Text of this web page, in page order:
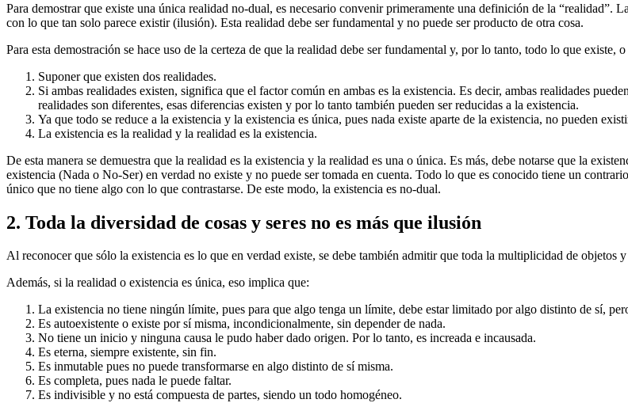
Para demostrar que existe una única realidad no-dual, es necesario convenir primeramente una definición de la “realidad”.
con lo que tan solo parece existir (ilusión). Esta realidad debe ser fundamental y no puede ser producto de otra cosa.
Para esta demostración se hace uso de la certeza de que la realidad debe ser fundamental y, por lo tanto, todo lo que existe,
Suponer que existen dos realidades.
Si ambas realidades existen, significa que el factor común en ambas es la existencia. Es decir, ambas realidades
realidades son diferentes, esas diferencias existen y por lo tanto también pueden ser reducidas a la existencia.
Ya que todo se reduce a la existencia y la existencia es única, pues nada existe aparte de la existencia, no pueden
La existencia es la realidad y la realidad es la existencia.
De esta manera se demuestra que la realidad es la existencia y la realidad es una o única. Es más, debe notarse que la
existencia (Nada o No-Ser) en verdad no existe y no puede ser tomada en cuenta. Todo lo que es conocido tiene un
único que no tiene algo con lo que contrastarse. De este modo, la existencia es no-dual.
2. Toda la diversidad de cosas y seres no es más que ilusión
Al reconocer que sólo la existencia es lo que en verdad existe, se debe también admitir que toda la multiplicidad de objetos y
Además, si la realidad o existencia es única, eso implica que:
La existencia no tiene ningún límite, pues para que algo tenga un límite, debe estar limitado por algo distinto de sí,
Es autoexistente o existe por sí misma, incondicionalmente, sin depender de nada.
No tiene un inicio y ninguna causa le pudo haber dado origen. Por lo tanto, es increada e incausada.
Es eterna, siempre existente, sin fin.
Es inmutable pues no puede transformarse en algo distinto de sí misma.
Es completa, pues nada le puede faltar.
Es indivisible y no está compuesta de partes, siendo un todo homogéneo.